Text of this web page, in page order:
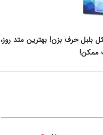
فقط با روزانه 5 دقیقه گوش دادن، توی 80 روز مثل بلبل حرف بزن! بهترین متد روز،
ممکن!